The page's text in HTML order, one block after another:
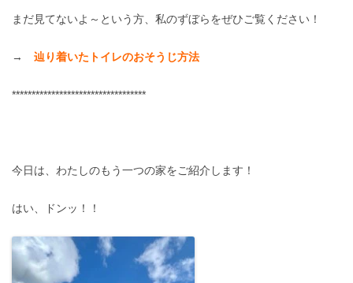
まだ見てないよ～という方、私のずぼらをぜひご覧ください！
→ 辿り着いたトイレのおそうじ方法
**********************************
今日は、わたしのもう一つの家をご紹介します！
はい、ドンッ！！